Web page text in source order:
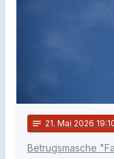
notes 21. Mai 2026
Betrugsmasche